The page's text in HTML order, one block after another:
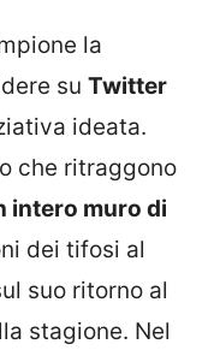
la
su Twitter
ideata.
che ritraggono
intero muro di
dei tifosi al
suo ritorno al
stagione. Nel